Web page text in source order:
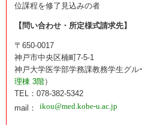
位課程を修了見込みの者
【問い合わせ・所定様式請求先】
〒650-0017
神戸市中央区楠町7-5-1
神戸大学医学部学務課教務学生グ
理棟 3階）
TEL：078-382-5342
mail：